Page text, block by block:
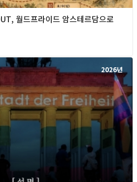
월드프라이드 암스테르담으로
2026년